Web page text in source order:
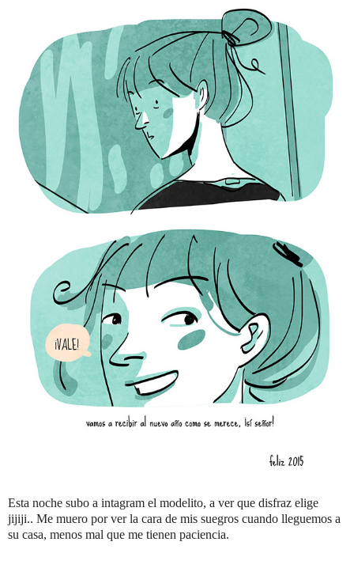
Esta noche subo a intagram el modelito, a ver que disfraz elige
jijiji.. Me muero por ver la cara de mis suegros cuando lleguemos a
su casa, menos mal que me tienen paciencia.